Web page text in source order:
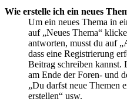
Wie erstelle ich ein neues
Um ein neues Thema in
auf „Neues Thema“
antworten, musst du auf
dass eine Registrierung
Beitrag schreiben kannst.
am Ende der Foren- und
„Du darfst neue Themen
erstellen“ usw.